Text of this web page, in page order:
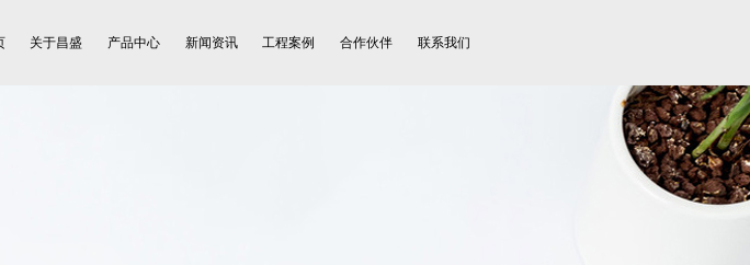
关于昌盛 产品中心 新闻资讯 工程案例 合作伙伴 联系我们